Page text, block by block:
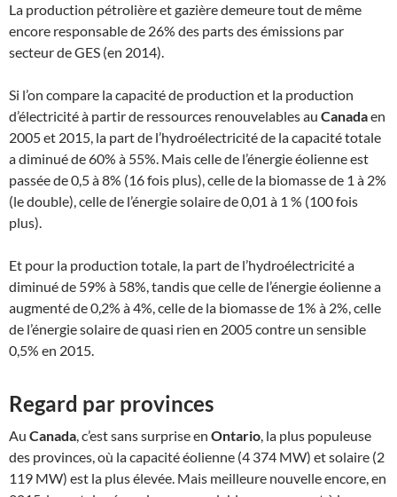
La production pétrolière et gazière demeure tout de même
encore responsable de 26% des parts des émissions par
secteur de GES (en 2014).
Si l’on compare la capacité de production et la production
d’électricité à partir de ressources renouvelables au Canadaen
2005 et 2015, la part de l’hydroélectricité de la capacité totale
a diminué de 60% à 55%. Mais celle de l’énergie éolienne est
passée de 0,5 à 8% (16 fois plus), celle de la biomasse de 1 à 2%
(le double), celle de l’énergie solaire de 0,01 à 1 % (100 fois
plus).
Et pour la production totale, la part de l’hydroélectricité a
diminué de 59% à 58%, tandis que celle de l’énergie éolienne a
augmenté de 0,2% à 4%, celle de la biomasse de 1% à 2%, celle
de l’énergie solaire de quasi rien en 2005 contre un sensible
0,5% en 2015.
Regard par provinces
Au Canada, c’est sans surprise en Ontario, la plus populeuse
des provinces, où la capacité éolienne (4 374 MW) et solaire (2
119 MW) est la plus élevée. Mais meilleure nouvelle encore, en